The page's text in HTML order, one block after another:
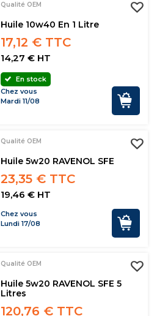
Qualité OEM
Huile 10w40 En 1 Litre
17,12 € TTC
14,27 € HT
En stock
Chez vous
Mardi 11/08
Qualité OEM
Huile 5w20 RAVENOL SFE
23,35 € TTC
19,46 € HT
Chez vous
Lundi 17/08
Qualité OEM
Huile 5w20 RAVENOL SFE 5
Litres
120,76 € TTC